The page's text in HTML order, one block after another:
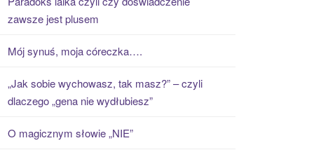
zawsze jest plusem
Mój synuś, moja córeczka….
„Jak sobie wychowasz, tak masz?” – czyli
dlaczego „gena nie wydłubiesz”
O magicznym słowie „NIE”